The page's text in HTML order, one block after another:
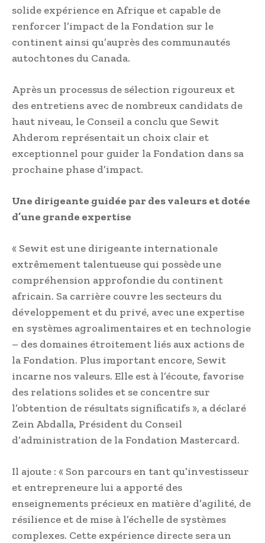
solide expérience en Afrique et capable de
renforcer l’impact de la Fondation sur le
continent ainsi qu’auprès des communautés
autochtones du Canada.
Après un processus de sélection rigoureux et
des entretiens avec de nombreux candidats de
haut niveau, le Conseil a conclu que Sewit
Ahderom représentait un choix clair et
exceptionnel pour guider la Fondation dans sa
prochaine phase d’impact.
Une dirigeante guidée par des valeurs et dotée
d’une grande expertise
« Sewit est une dirigeante internationale
extrêmement talentueuse qui possède une
compréhension approfondie du continent
africain. Sa carrière couvre les secteurs du
développement et du privé, avec une expertise
en systèmes agroalimentaires et en technologie
– des domaines étroitement liés aux actions de
la Fondation. Plus important encore, Sewit
incarne nos valeurs. Elle est à l’écoute, favorise
des relations solides et se concentre sur
l’obtention de résultats significatifs », a déclaré
Zein Abdalla, Président du Conseil
d’administration de la Fondation Mastercard.
Il ajoute : « Son parcours en tant qu’investisseur
et entrepreneure lui a apporté des
enseignements précieux en matière d’agilité, de
résilience et de mise à l’échelle de systèmes
complexes. Cette expérience directe sera un